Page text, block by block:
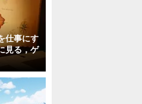
仕事にす
見る，ゲ